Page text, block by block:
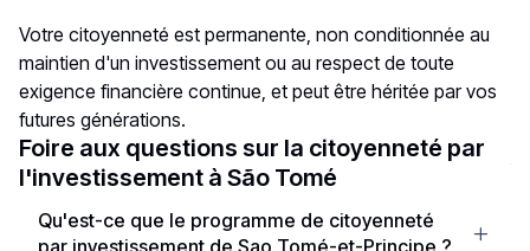
Votre citoyenneté est permanente, non conditionnée au
maintien d'un investissement ou au respect de toute
exigence financière continue, et peut être héritée par vos
futures générations.
Foire aux questions sur la citoyenneté par
l'investissement à São Tomé
Qu'est-ce que le programme de citoyenneté
par investissement de Sao Tomé-et-Principe ?